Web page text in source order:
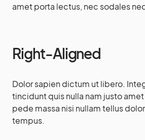
amet porta lectus, nec sodales
Right-Aligned
Dolor sapien dictum ut libero.
tincidunt quis nulla nam justo
pede massa nisi nullam tellus
tempus.